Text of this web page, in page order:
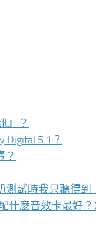
』？
Digital 5.1？
？
測試時我只聽得到
什麼音效卡最好？